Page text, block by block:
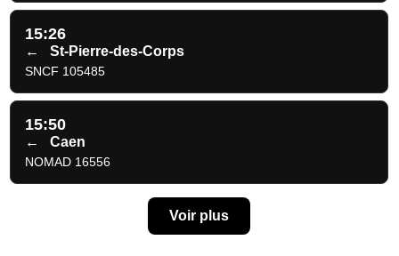
15:26
← St-Pierre-des-Corps
SNCF 105485
15:50
← Caen
NOMAD 16556
Voir plus